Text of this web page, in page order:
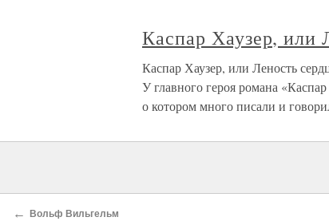
Каспар Хаузер, или
Каспар Хаузер, или Леность
У главного героя романа
о котором много писали и
← Вольф Вильгельм